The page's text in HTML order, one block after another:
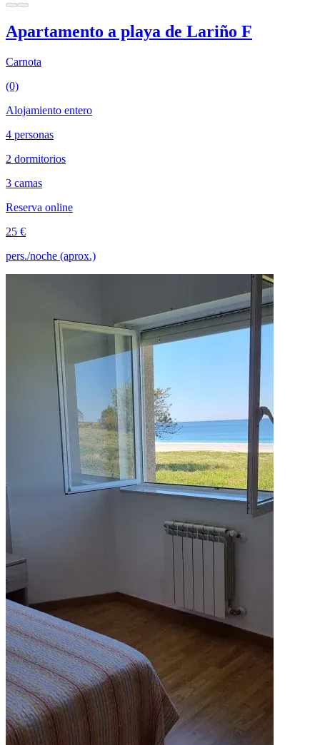
Apartamento a playa de Lariño F
Carnota
(0)
Alojamiento entero
4 personas
2 dormitorios
3 camas
Reserva online
25 €
pers./noche (aprox.)